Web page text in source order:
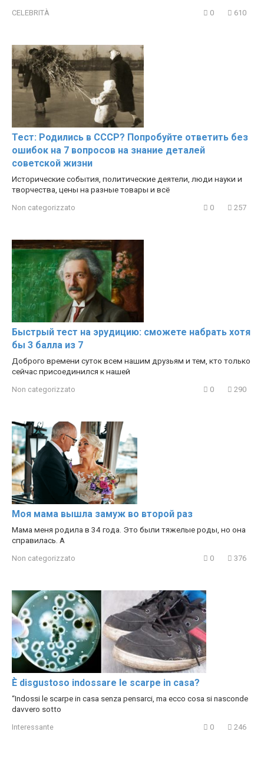
CELEBRITÀ 0 610
Тест: Родились в СССР? Попробуйте ответить без
ошибок на 7 вопросов на знание деталей
советской жизни
Исторические события, политические деятели, люди науки и
творчества, цены на разные товары и всё
Non categorizzato 0 257
Быстрый тест на эрудицию: сможете набрать хотя
бы 3 балла из 7
Доброго времени суток всем нашим друзьям и тем, кто только
сейчас присоединился к нашей
Non categorizzato 0 290
Моя мама вышла замуж во второй раз
Мама меня родила в 34 года. Это были тяжелые роды, но она
справилась. А
Non categorizzato 0 376
È disgustoso indossare le scarpe in casa?
“Indossi le scarpe in casa senza pensarci, ma ecco cosa si nasconde
davvero sotto
Interessante 0 246